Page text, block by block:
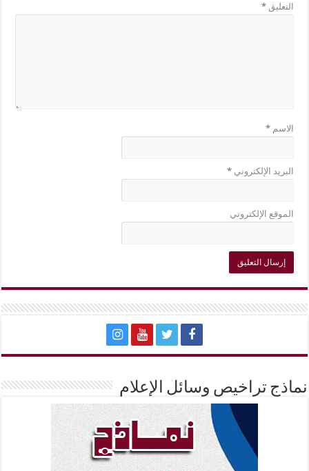
التعليق*
الاسم*
البريد الإلكتروني*
الموقع الإلكتروني
نماذج تراخيص وسائل الإعلام